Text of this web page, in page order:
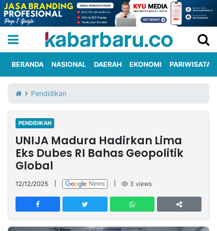
Iklan
Berita
Kami
Nasional
International
Olahraga
Entertainment
Daerah
Pariwisata
Kuliner
Kolom
Network
PT
TREETAN
INDONESIA
BERANDA NASIONAL DAERAH EKONOMI PARIWISATA
Pendidikan
PENDIDIKAN
UNIJA Madura Hadirkan Lima
Eks Dubes RI Bahas Geopolitik
Global
12/12/2025 3 views